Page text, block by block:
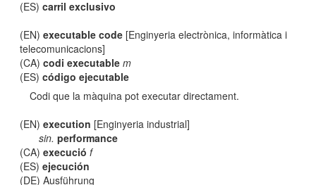
(ES)carril exclusivo
(EN)executable code [Enginyeria electrònica, informàtica i
telecomunicacions]
(CA)codi executable m
(ES)código ejecutable
Codi que la màquina pot executar directament.
(EN)execution [Enginyeria industrial]
sin. performance
(CA)execució f
(ES)ejecución
(DE) Ausführung